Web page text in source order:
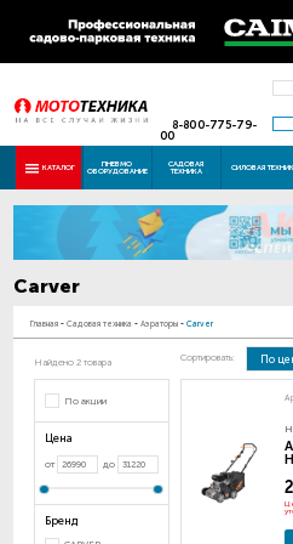
8-800-775-79-
00
КАТАЛОГ ПНЕВМО
ОБОРУДОВАНИЕ
САДОВАЯ
ТЕХНИКА СИЛОВАЯ
Carver
Главная - Садовая техника - Аэраторы - Carver
Найдено 2 товара
По акции
Цена
от до
Бренд
Сортировать: По